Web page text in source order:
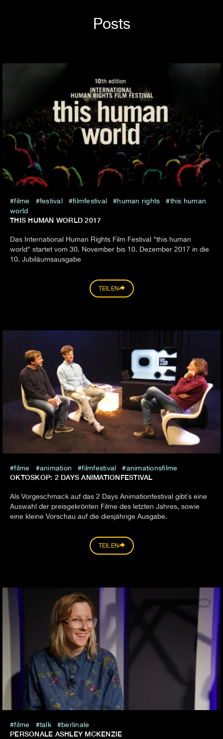
Posts
filme festival filmfestival human rights
this human
world
THIS HUMAN WORLD 2017
Das International Human Rights Film Festival "this human
world" startet vom 30. November bis 10. Dezember 2017 in die
10. Jubiläumsausgabe
TEILEN
filme animation filmfestival animationsfilme
OKTOSKOP: 2 DAYS ANIMATIONFESTIVAL
Als Vorgeschmack auf das 2 Days Animationfestival gibt´s eine
Auswahl der preisgekrönten Filme des letzten Jahres, sowie
eine kleine Vorschau auf die diesjährige Ausgabe.
TEILEN
filme talk berlinale
PERSONALE ASHLEY MCKENZIE